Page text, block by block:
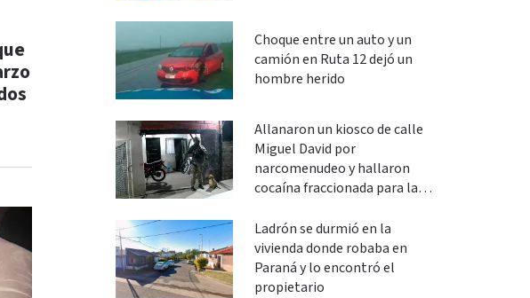
Choque entre un auto y un
camión en Ruta 12 dejó un
hombre herido
Allanaron un kiosco de calle
Miguel David por
narcomenudeo y hallaron
cocaína fraccionada para la
Ladrón se durmió en la
vivienda donde robaba en
Paraná y lo encontró el
propietario